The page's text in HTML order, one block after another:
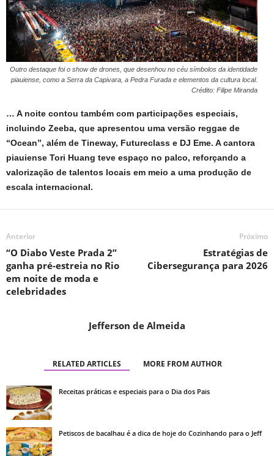
Outro destaque foi o show de drones, que desenhou no céu símbolos da identidade
piauiense, como a Serra da Capivara, a Pedra Furada e elementos da cultura local.
Crédito: Filipe Miranda
… A noite contou também com participações especiais,
incluindo Zeeba, que apresentou uma versão reggae de
“Ocean”, além de Tineway, Futureclass e DJ Eme. A cantora
piauiense Tori Huang teve espaço no palco, reforçando a
valorização de talentos locais em meio a uma produção de
escala internacional.
Anterior
“O Diabo Veste Prada 2”
ganha pré-estreia no Rio
em noite de moda e
celebridades
Próximo
Estratégias de
Cibersegurança para 2026
Jefferson de Almeida
RELATED ARTICLES MORE FROM AUTHOR
Receitas práticas e especiais para o Dia dos Pais
Petiscos de bacalhau é a dica de hoje do Cozinhando para o Jeff